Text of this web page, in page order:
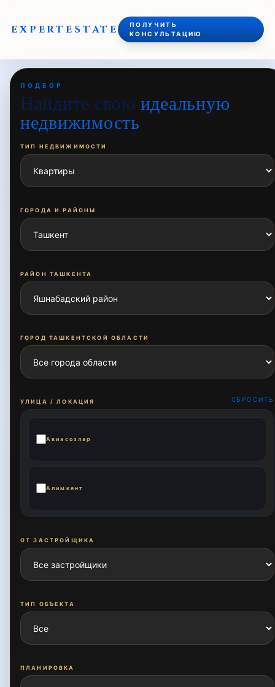
EXPERTESTATE
ПОЛУЧИТЬ
КОНСУЛЬТАЦИЮ
ПОДБОР
Найдите свою идеальную
недвижимость
ТИП НЕДВИЖИМОСТИ
ГОРОДА И РАЙОНЫ
РАЙОН ТАШКЕНТА
ГОРОД ТАШКЕНТСКОЙ ОБЛАСТИ
УЛИЦА / ЛОКАЦИЯ СБРОСИТЬ
Авиасозлар
Алимкент
Бешарик
ОТ ЗАСТРОЙЩИКА
ТИП ОБЪЕКТА
ПЛАНИРОВКА